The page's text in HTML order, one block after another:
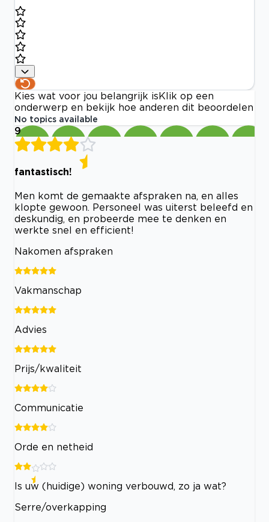
Kies wat voor jou belangrijk is Klik op een
onderwerp en bekijk hoe anderen dit beoordelen
No topics available
9
fantastisch!
Men komt de gemaakte afspraken na, en alles
klopte gewoon. Personeel was uiterst beleefd en
deskundig, en probeerde mee te denken en
werkte snel en efficient!
Nakomen afspraken
Vakmanschap
Advies
Prijs/kwaliteit
Communicatie
Orde en netheid
Is uw (huidige) woning verbouwd, zo ja wat?
Serre/overkapping